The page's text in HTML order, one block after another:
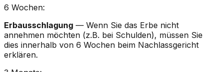
6 Wochen:
Erbausschlagung — Wenn Sie das Erbe nicht
annehmen möchten (z.B. bei Schulden), müssen Sie
dies innerhalb von 6 Wochen beim Nachlassgericht
erklären.